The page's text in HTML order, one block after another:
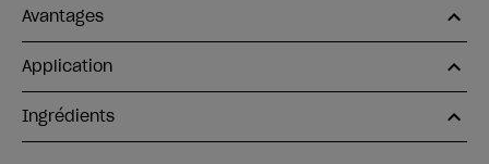
Avantages
Application
Ingrédients